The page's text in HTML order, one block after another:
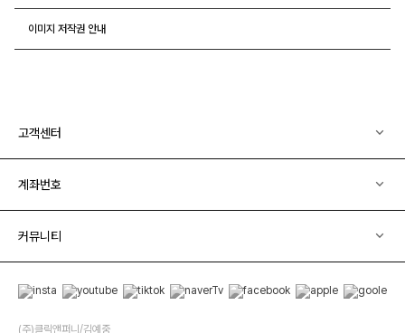
이미지 저작권 안내
고객센터
계좌번호
커뮤니티
(주)클릭앤퍼니/김예중